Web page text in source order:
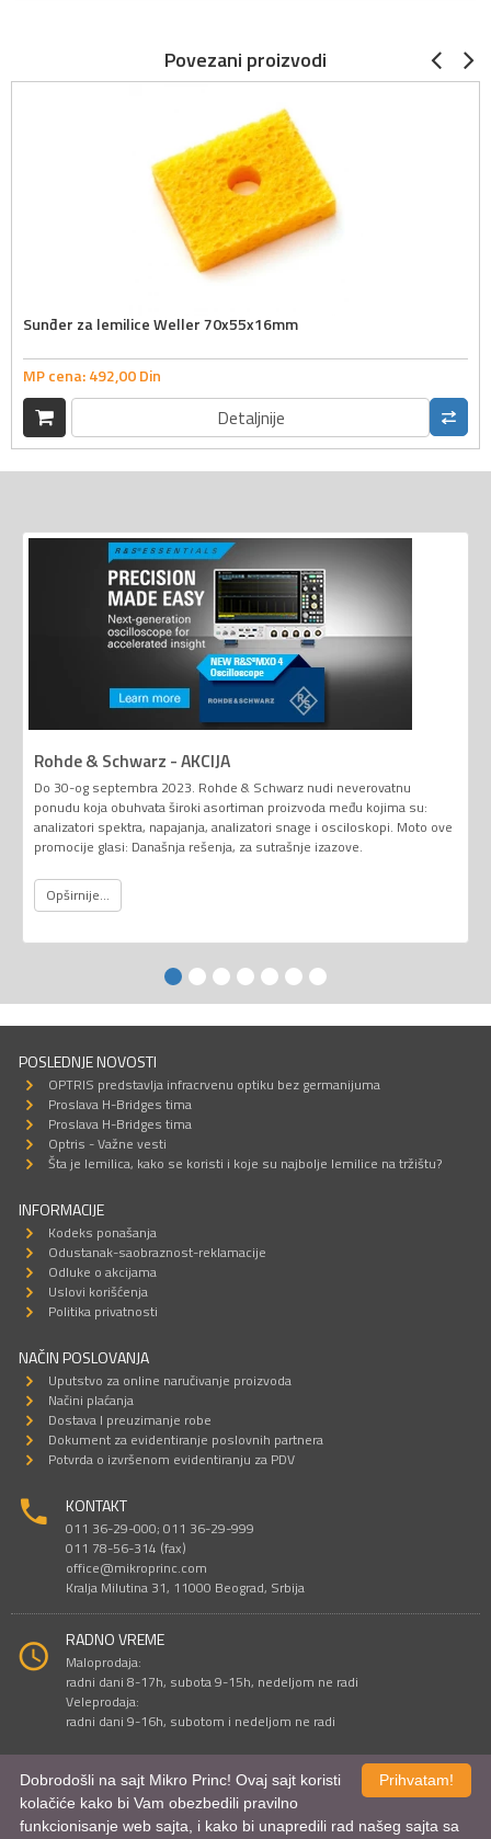
Povezani proizvodi
Sunđer za lemilice Weller 70x55x16mm
MP cena:492,00Din
Detaljnije
Rohde & Schwarz - AKCIJA
Do 30-og septembra 2023. Rohde & Schwarz nudi neverovatnu
ponudu koja obuhvata široki asortiman proizvoda među kojima su:
analizatori spektra, napajanja, analizatori snage i osciloskopi. Moto ove
promocije glasi: Današnja rešenja, za sutrašnje izazove.
Opširnije...
POSLEDNJE NOVOSTI
OPTRIS predstavlja infracrvenu optiku bez germanijuma
Proslava H-Bridges tima
Proslava H-Bridges tima
Optris - Važne vesti
Šta je lemilica, kako se koristi i koje su najbolje lemilice na tržištu?
INFORMACIJE
Kodeks ponašanja
Odustanak-saobraznost-reklamacije
Odluke o akcijama
Uslovi korišćenja
Politika privatnosti
NAČIN POSLOVANJA
Uputstvo za online naručivanje proizvoda
Načini plaćanja
Dostava I preuzimanje robe
Dokument za evidentiranje poslovnih partnera
Potvrda o izvršenom evidentiranju za PDV
KONTAKT
011 36-29-000; 011 36-29-999
011 78-56-314 (fax)
office@mikroprinc.com
Kralja Milutina 31, 11000 Beograd, Srbija
RADNO VREME
Maloprodaja:
radni dani 8-17h, subota 9-15h, nedeljom ne radi
Veleprodaja:
radni dani 9-16h, subotom i nedeljom ne radi
Sve cene su iskazane u dinarima. PDV je uračunat u cenu.
© Mikro Princ 1999 - 2026. Sva prava su zadržana.
Kreirao*nbgcreator |Izdrada Internet prodavnice, Izrada sajtai mobilnih
Prihvatam!
Dobrodošli na sajt Mikro Princ! Ovaj sajt koristi
kolačiće kako bi Vam obezbedili pravilno
funkcionisanje web sajta, i kako bi unapredili rad našeg sajta sa